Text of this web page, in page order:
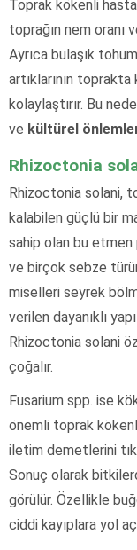
Toprak kökenli
toprağın nem oranı
Ayrıca bulaşık
artıklarının toprakta
kolaylaştırır. Bu
ve kültürel
Rhizoctonia
Rhizoctonia solani,
kalabilen güçlü bir
sahip olan bu
ve birçok sebze
miselleri seyrek
verilen dayanıklı
Rhizoctonia solani
çoğalır.
Fusarium spp. ise
önemli toprak
iletim demetlerini
Sonuç olarak
görülür. Özellikle
ciddi kayıplara yol